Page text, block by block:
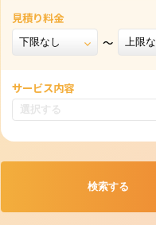
見積り料金
サービス内容